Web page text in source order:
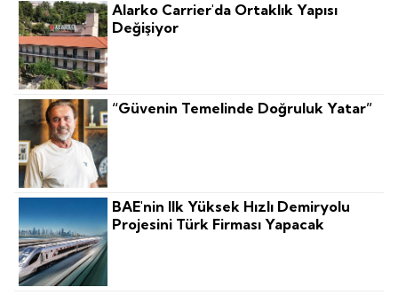
Alarko Carrier'da Ortaklık Yapısı
Değişiyor
“Güvenin Temelinde Doğruluk Yatar”
BAE'nin Ilk Yüksek Hızlı Demiryolu
Projesini Türk Firması Yapacak